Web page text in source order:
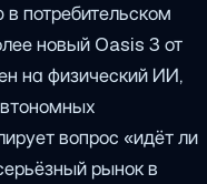
потребительском
новый Oasis 3 от
на физический ИИ,
вопрос «идёт ли
рынок в